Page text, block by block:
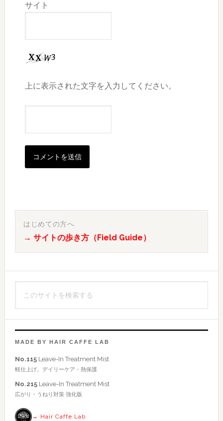
サイト
上に表示された文字を入力してください。
最
イ
バ
ー
はじめての方へ
→ サイトの歩き方（Field Guide）
ト
検
す
MADE BY HAIR CAFFE LAB
No.115Leave-In Treatment Mist
軽仕上げ。デイリーケア・熱保護
No.215Leave-In Treatment Mist
広がり・うねり対策 強化版
→ Hair Caffe Lab